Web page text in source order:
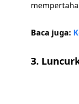
Baca juga:
3.